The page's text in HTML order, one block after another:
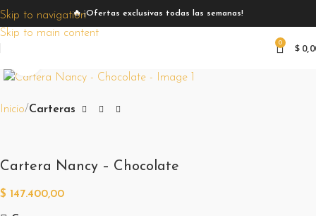
Skip to navigation
Skip to main content
🔥 ¡Ofertas exclusivas todas las semanas!
0 $
Inicio Carteras
Cartera Nancy – Chocolate
$ 147.400,00